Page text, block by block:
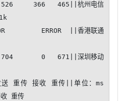
366   465||杭州电信
ERROR  ||香港联通
0   671||深圳移动
重传 接收 重传||单位：ms
重传